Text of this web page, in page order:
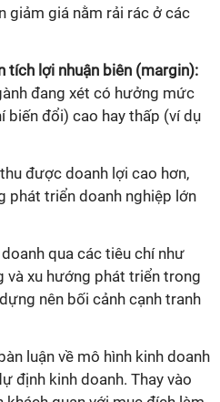
giảm giá nằm rải rác ở các
tích lợi nhuận biên (margin):
đang xét có hưởng mức
biến đổi) cao hay thấp (ví dụ
được doanh lợi cao hơn,
phát triển doanh nghiệp lớn
qua các tiêu chí như
và xu hướng phát triển trong
nên bối cảnh cạnh tranh
luận về mô hình kinh doanh
định kinh doanh. Thay vào